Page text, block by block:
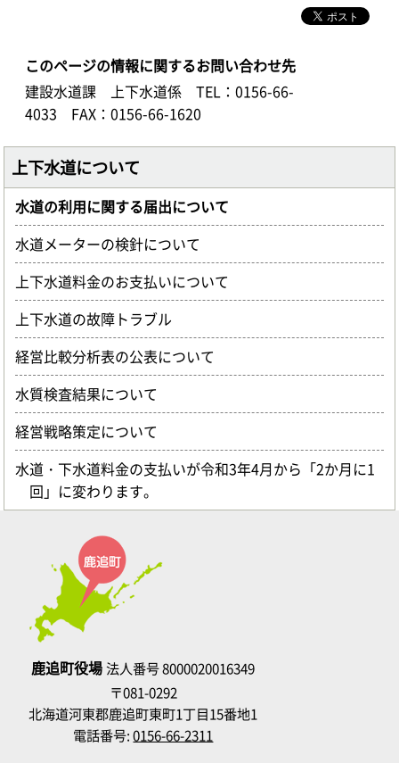
このページの情報に関するお問い合わせ先
建設水道課 上下水道係
TEL：0156-66-
4033
FAX：0156-66-1620
上下水道について
水道の利用に関する届出について
水道メーターの検針について
上下水道料金のお支払いについて
上下水道の故障トラブル
経営比較分析表の公表について
水質検査結果について
経営戦略策定について
水道・下水道料金の支払いが令和3年4月から「2か月に1
回」に変わります。
鹿追町役場法人番号 8000020016349
〒081-0292
北海道河東郡鹿追町東町1丁目15番地1
電話番号:0156-66-2311